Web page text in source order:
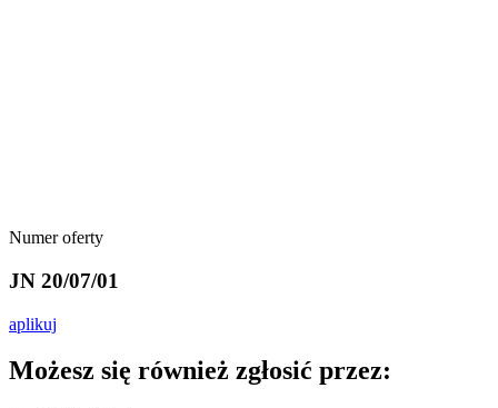
Numer oferty
JN 20/07/01
aplikuj
Możesz się również zgłosić przez: